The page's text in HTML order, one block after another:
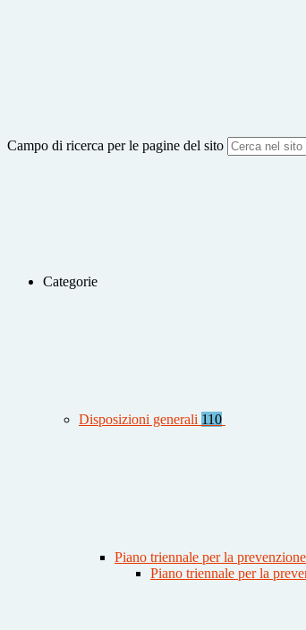
Campo di ricerca per le pagine del sito
Categorie
Disposizioni generali 110
Piano triennale per la
Piano triennale per la